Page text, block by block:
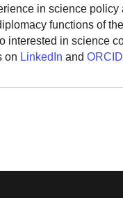
in science
functions of
interested in science
on LinkedIn andORCID